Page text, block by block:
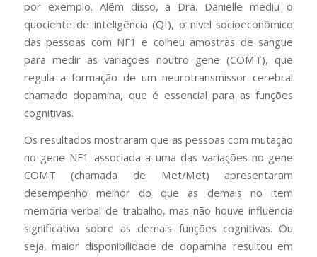
por exemplo. Além disso, a Dra. Danielle mediu o
quociente de inteligência (QI), o nível socioeconômico
das pessoas com NF1 e colheu amostras de sangue
para medir as variações noutro gene (COMT), que
regula a formação de um neurotransmissor cerebral
chamado dopamina, que é essencial para as funções
cognitivas.
Os resultados mostraram que as pessoas com mutação
no gene NF1 associada a uma das variações no gene
COMT (chamada de Met/Met) apresentaram
desempenho melhor do que as demais no item
memória verbal de trabalho, mas não houve influência
significativa sobre as demais funções cognitivas. Ou
seja, maior disponibilidade de dopamina resultou em